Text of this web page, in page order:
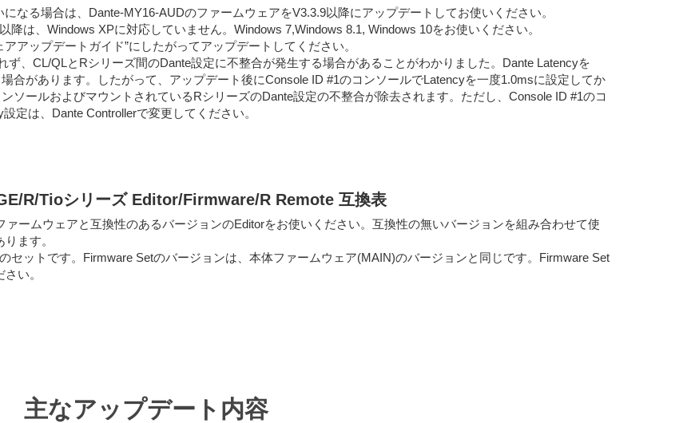
なる場合は、Dante-MY16-AUDのファームウェアをV3.3.9以降にアップデートしてお使いください。
降は、Windows XPに対応していません。Windows 7,Windows 8.1, Windows 10をお使いください。
アップデートガイド”にしたがってアップデートしてください。
、CL/QLとRシリーズ間のDante設定に不整合が発生する場合があることがわかりました。Dante Latencyを
合があります。したがって、アップデート後にConsole ID #1のコンソールでLatencyを一度1.0msに設定してか
ソールおよびマウントされているRシリーズのDante設定の不整合が除去されます。ただし、Console ID #1のコ
定は、Dante Controllerで変更してください。
R/Tioシリーズ Editor/Firmware/R Remote 互換表
ームウェアと互換性のあるバージョンのEditorをお使いください。互換性の無いバージョンを組み合わせて使
ます。
セットです。Firmware Setのバージョンは、本体ファームウェア(MAIN)のバージョンと同じです。Firmware Set
い。
主なアップデート内容